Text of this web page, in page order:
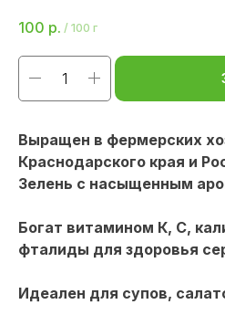
100 р. / 100 г
Выращен в фермерских
Краснодарского края и
Зелень с насыщенным
Богат витамином К, С,
фталиды для здоровья
Идеален для супов,